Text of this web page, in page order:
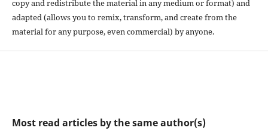
copy and redistribute the material in any medium or format) and
adapted (allows you to remix, transform, and create from the
material for any purpose, even commercial) by anyone.
Most read articles by the same author(s)